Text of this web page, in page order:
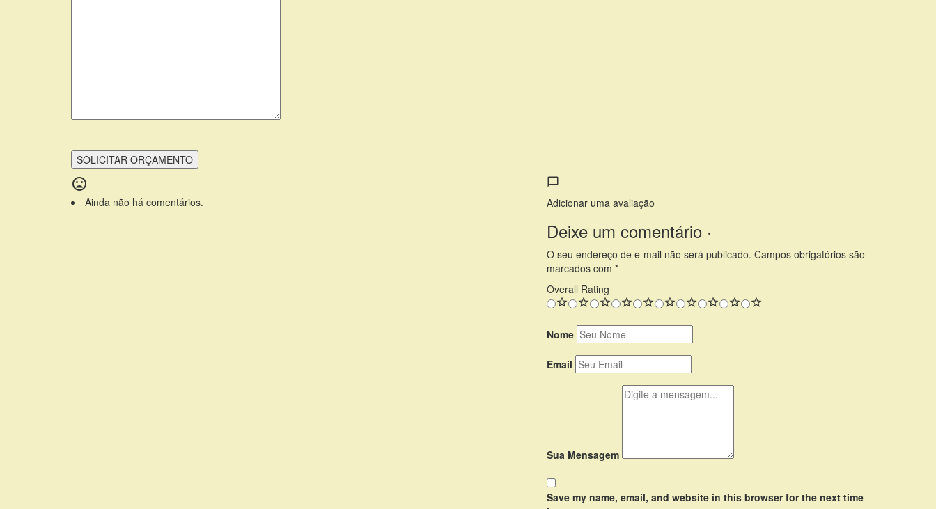
Ainda não há comentários. Adicionar uma avaliação
Deixe um comentário ·
O seu endereço de e-mail não será publicado. Campos obrigatórios são
marcados com *
Overall Rating
Nome
Email
Sua Mensagem
Save my name, email, and website in this browser for the next time